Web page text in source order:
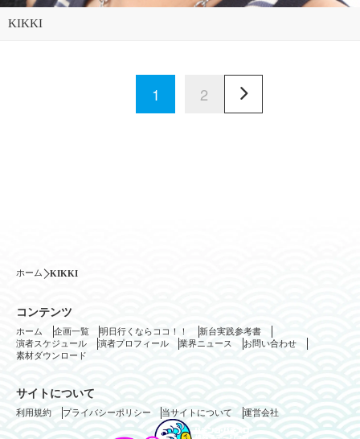
KIKKI
1 2
ホーム KIKKI
コンテンツ
ホーム 企画一覧 明日行くならココ！！
新台実践参考書
演者スケジュール
演者プロフィール 業界ニュース
お問い合わせ
素材ダウンロード
サイトについて
利用規約 プライバシーポリシー 当サイトについて 運営会社